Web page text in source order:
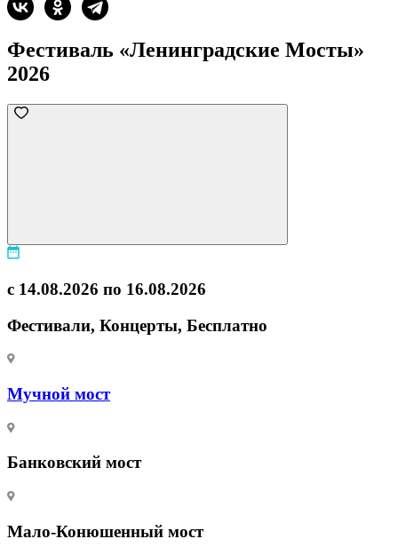
Фестиваль «Ленинградские Мосты»
2026
с 14.08.2026 по 16.08.2026
Фестивали, Концерты, Бесплатно
Мучной мост
Банковский мост
Мало-Конюшенный мост